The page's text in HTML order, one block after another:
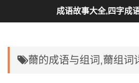
薾的成语与组词,薾组词
成语故事大全,四字成